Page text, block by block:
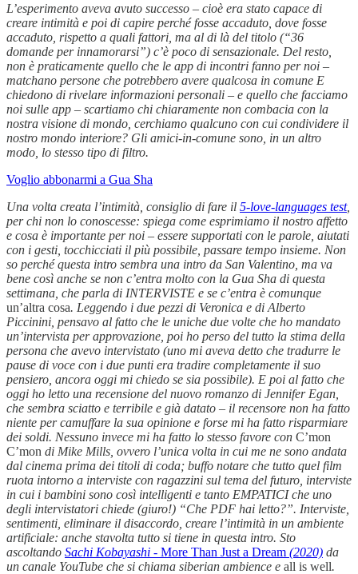
L’esperimento aveva avuto successo – cioè era stato capace di
creare intimità e poi di capire perché fosse accaduto, dove fosse
accaduto, rispetto a quali fattori, ma al di là del titolo (“36
domande per innamorarsi”) c’è poco di sensazionale. Del resto,
non è praticamente quello che le app di incontri fanno per noi –
matchano persone che potrebbero avere qualcosa in comune E
chiedono di rivelare informazioni personali – e quello che facciamo
noi sulle app – scartiamo chi chiaramente non combacia con la
nostra visione di mondo, cerchiamo qualcuno con cui condividere il
nostro mondo interiore? Gli amici-in-comune sono, in un altro
modo, lo stesso tipo di filtro.
Voglio abbonarmi a Gua Sha
Una volta creata l’intimità, consiglio di fare il 5-love-languages test,
per chi non lo conoscesse: spiega come esprimiamo il nostro affetto
e cosa è importante per noi – essere supportati con le parole, aiutati
con i gesti, tocchicciati il più possibile, passare tempo insieme. Non
so perché questa intro sembra una intro da San Valentino, ma va
bene così anche se non c’entra molto con la Gua Sha di questa
settimana, che parla di INTERVISTE e se c’entra è comunque
un’altra cosa. Leggendo i due pezzi di Veronica e di Alberto
Piccinini, pensavo al fatto che le uniche due volte che ho mandato
un’intervista per approvazione, poi ho perso del tutto la stima della
persona che avevo intervistato (uno mi aveva detto che tradurre le
pause di voce con i due punti era tradire completamente il suo
pensiero, ancora oggi mi chiedo se sia possibile). E poi al fatto che
oggi ho letto una recensione del nuovo romanzo di Jennifer Egan,
che sembra sciatto e terribile e già datato – il recensore non ha fatto
niente per camuffare la sua opinione e forse mi ha fatto risparmiare
dei soldi. Nessuno invece mi ha fatto lo stesso favore con C’mon
C’mon di Mike Mills, ovvero l’unica volta in cui me ne sono andata
dal cinema prima dei titoli di coda; buffo notare che tutto quel film
ruota intorno a interviste con ragazzini sul tema del futuro, interviste
in cui i bambini sono così intelligenti e tanto EMPATICI che uno
degli intervistatori chiede (giuro!) “Che PDF hai letto?”. Interviste,
sentimenti, eliminare il disaccordo, creare l’intimità in un ambiente
artificiale: anche stavolta tutto si tiene in questa intro. Sto
ascoltando Sachi Kobayashi - More Than Just a Dream (2020) da
un canale YouTube che si chiama siberian ambience e all is well.